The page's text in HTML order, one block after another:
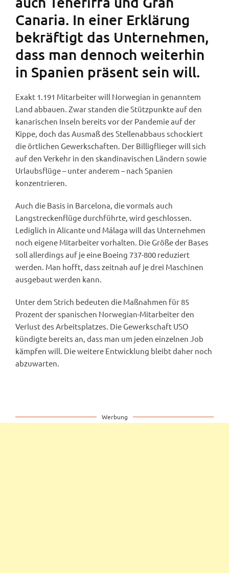
Canaria. In einer Erklärung
bekräftigt das Unternehmen,
dass man dennoch weiterhin
in Spanien präsent sein will.
Exakt 1.191 Mitarbeiter will Norwegian in genanntem
Land abbauen. Zwar standen die Stützpunkte auf den
kanarischen Inseln bereits vor der Pandemie auf der
Kippe, doch das Ausmaß des Stellenabbaus schockiert
die örtlichen Gewerkschaften. Der Billigflieger will sich
auf den Verkehr in den skandinavischen Ländern sowie
Urlaubsflüge – unter anderem – nach Spanien
konzentrieren.
Auch die Basis in Barcelona, die vormals auch
Langstreckenflüge durchführte, wird geschlossen.
Lediglich in Alicante und Málaga will das Unternehmen
noch eigene Mitarbeiter vorhalten. Die Größe der Bases
soll allerdings auf je eine Boeing 737-800 reduziert
werden. Man hofft, dass zeitnah auf je drei Maschinen
ausgebaut werden kann.
Unter dem Strich bedeuten die Maßnahmen für 85
Prozent der spanischen Norwegian-Mitarbeiter den
Verlust des Arbeitsplatzes. Die Gewerkschaft USO
kündigte bereits an, dass man um jeden einzelnen Job
kämpfen will. Die weitere Entwicklung bleibt daher noch
abzuwarten.
Werbung